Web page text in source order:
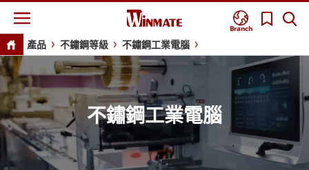
Branch
產品 不鏽鋼等級 不鏽鋼工業電腦
不鏽鋼工業電腦